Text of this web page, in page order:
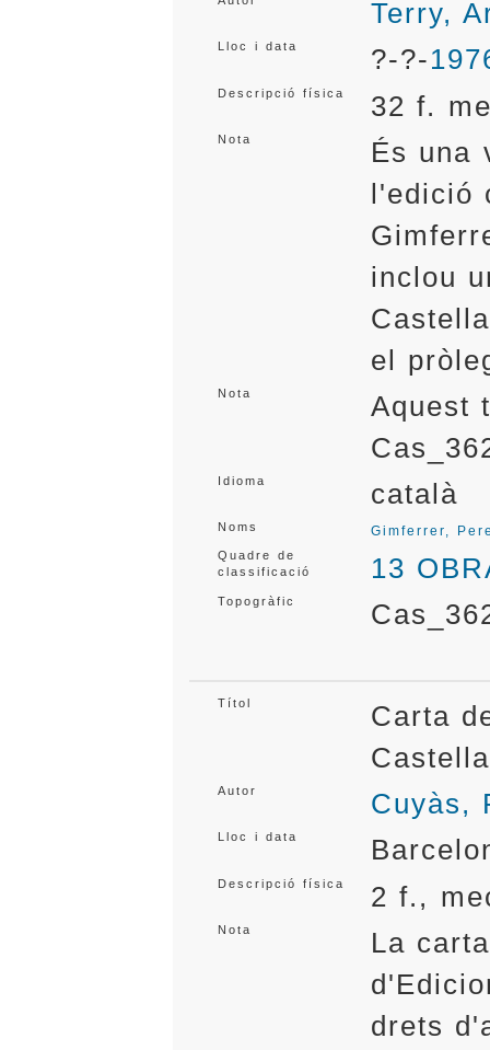
Terry,
Lloc i data ?-?-
Descripció física 32 f.
Nota
És una
l'edició
inclou
el
Nota
Aquest
Idioma català
Noms Gimferrer,
Quadre de
classificació
13
Topogràfic
Títol
Carta
Autor Cuyàs,
Lloc i data
Descripció física 2 f.,
Nota
La
drets